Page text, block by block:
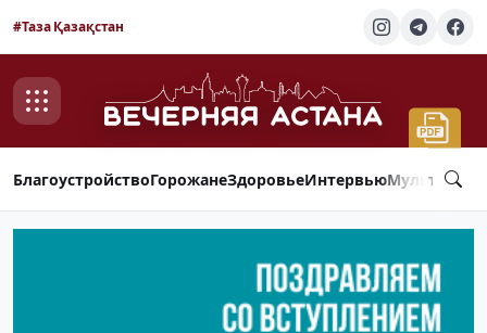
#Таза Қазақстан
БлагоустройствоГорожанеЗдоровьеИнтервью